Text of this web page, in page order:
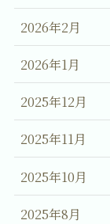
2026年2月
2026年1月
2025年12月
2025年11月
2025年10月
2025年8月